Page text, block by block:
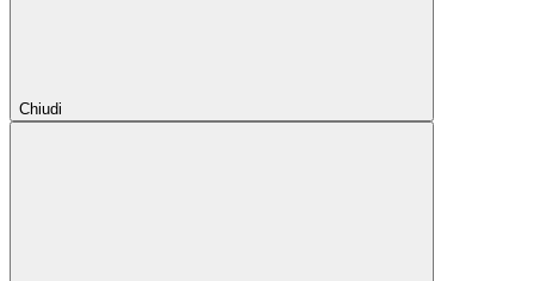
Chiudi